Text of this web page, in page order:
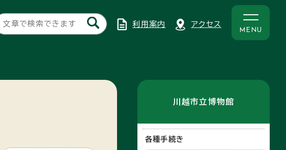
利用案内 アクセス
MENU
川越市立博物館
各種手続き